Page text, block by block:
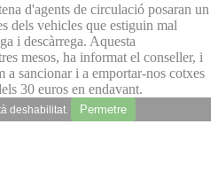
d'agents de circulació posaran un
dels vehicles que estiguin mal
i descàrrega. Aquesta
mesos, ha informat el conseller, i
a sancionar i a emportar-nos cotxes
30 euros en endavant.
deshabilitat. Permetre